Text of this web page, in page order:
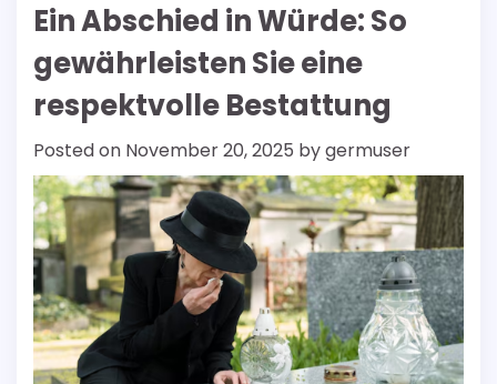
Ein Abschied in Würde: So
gewährleisten Sie eine
respektvolle Bestattung
Posted on November 20, 2025 bygermuser